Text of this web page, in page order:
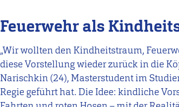
Feuerwehr als
„Wir wollten den Kindheitstraum,
diese Vorstellung wieder zurück in die
Narischkin (24), Masterstudent im
Regie geführt hat. Die Idee: kindliche